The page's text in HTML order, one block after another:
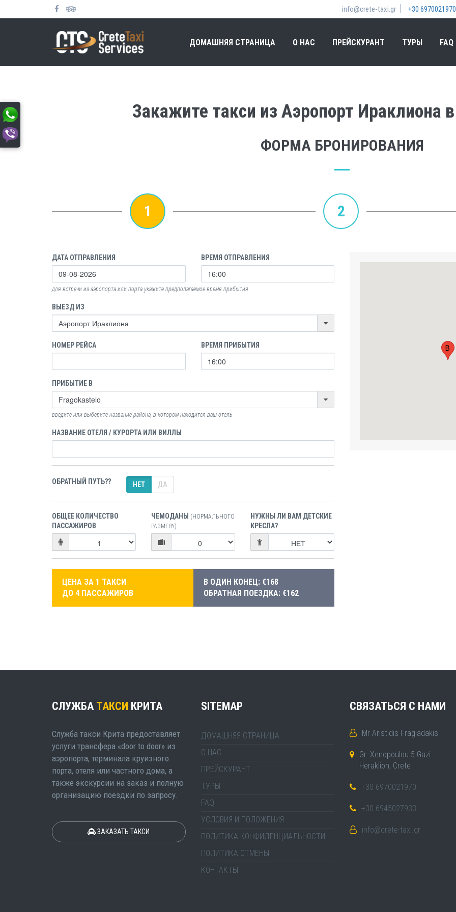
info@crete-taxi.gr +30 6970021970
ДОМАШНЯЯ СТРАНИЦА О НАС ПРЕЙСКУРАНТ ТУРЫ FAQ
Закажите такси из Аэропорт Ираклиона
ФОРМА БРОНИРОВАНИЯ
1 2
ДАТА ОТПРАВЛЕНИЯ ВРЕМЯ ОТПРАВЛЕНИЯ
для встречи из аэропорта или порта укажите предполагаемое время прибытия
ВЫЕЗД ИЗ
НОМЕР РЕЙСА ВРЕМЯ ПРИБЫТИЯ
ПРИБЫТИЕ В
введите или выберите название района, в котором находится ваш отель
НАЗВАНИЕ ОТЕЛЯ / КУРОРТА ИЛИ ВИЛЛЫ
ОБРАТНЫЙ ПУТЬ?? НЕТ ДА
ОБЩЕЕ КОЛИЧЕСТВО
ПАССАЖИРОВ
ЧЕМОДАНЫ (НОРМАЛЬНОГО
РАЗМЕРА)
НУЖНЫ ЛИ ВАМ ДЕТСКИЕ
КРЕСЛА?
ЦЕНА ЗА 1 ТАКСИ
ДО 4 ПАССАЖИРОВ
В ОДИН КОНЕЦ: €168
ОБРАТНАЯ ПОЕЗДКА: €162
B
СЛУЖБА ТАКСИ КРИТА
Служба такси Крита предоставляет
услуги трансфера «door to door» из
аэропорта, терминала круизного
порта, отеля или частного дома, а
также экскурсии на заказ и полную
организацию поездки по запросу.
ЗАКАЗАТЬ ТАКСИ
SITEMAP
ДОМАШНЯЯ СТРАНИЦА
О НАС
ПРЕЙСКУРАНТ
ТУРЫ
FAQ
УСЛОВИЯ И ПОЛОЖЕНИЯ
ПОЛИТИКА КОНФИДЕНЦИАЛЬНОСТИ
ПОЛИТИКА ОТМЕНЫ
КОНТАКТЫ
СВЯЗАТЬСЯ С НАМИ
Mr Aristidis Fragiadakis
Gr. Xenopoulou 5 Gazi
Heraklion, Crete
+30 6970021970
+30 6945027933
info@crete-taxi.gr